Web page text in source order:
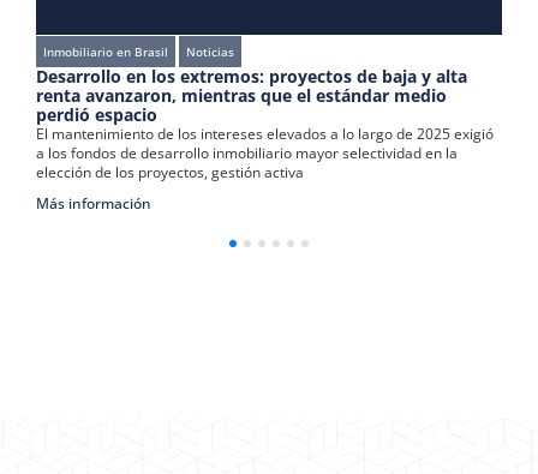
Inmobiliario en Brasil Noticias
Desarrollo en los extremos: proyectos de baja y alta
renta avanzaron, mientras que el estándar medio
perdió espacio
El mantenimiento de los intereses elevados a lo largo de 2025 exigió
a los fondos de desarrollo inmobiliario mayor selectividad en la
elección de los proyectos, gestión activa
Más información